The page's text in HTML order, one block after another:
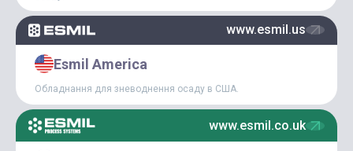
СТАТТІ
КОНТАКТНА ФОРМА
www.esmil.us
Esmil America
Обладнання для зневоднення осаду в США.
www.esmil.co.uk